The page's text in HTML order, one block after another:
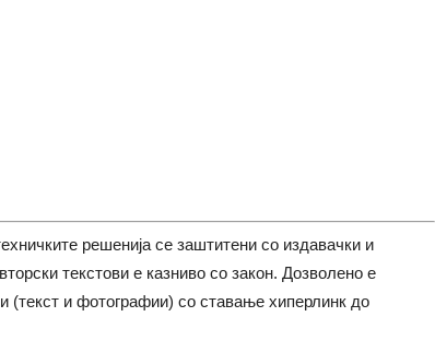
решенија се заштитени со издавачки и
текстови е казниво со закон. Дозволено е
и фотографии) со ставање хиперлинк до